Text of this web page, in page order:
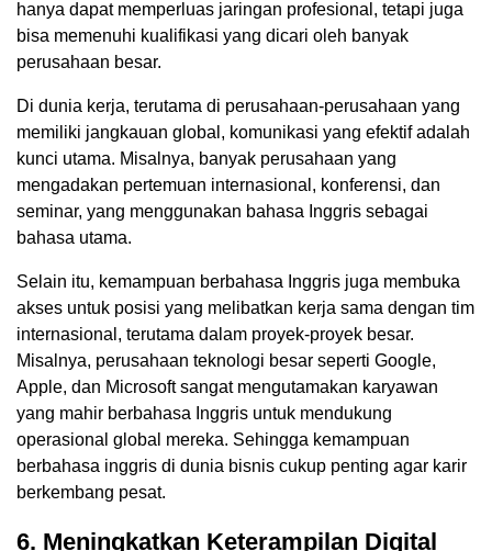
hanya dapat memperluas jaringan profesional, tetapi juga
bisa memenuhi kualifikasi yang dicari oleh banyak
perusahaan besar.
Di dunia kerja, terutama di perusahaan-perusahaan yang
memiliki jangkauan global, komunikasi yang efektif adalah
kunci utama. Misalnya, banyak perusahaan yang
mengadakan pertemuan internasional, konferensi, dan
seminar, yang menggunakan bahasa Inggris sebagai
bahasa utama.
Selain itu, kemampuan berbahasa Inggris juga membuka
akses untuk posisi yang melibatkan kerja sama dengan tim
internasional, terutama dalam proyek-proyek besar.
Misalnya, perusahaan teknologi besar seperti Google,
Apple, dan Microsoft sangat mengutamakan karyawan
yang mahir berbahasa Inggris untuk mendukung
operasional global mereka. Sehingga kemampuan
berbahasa inggris di dunia bisnis cukup penting agar karir
berkembang pesat.
6. Meningkatkan Keterampilan Digital